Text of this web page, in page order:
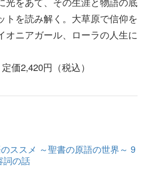
トを読み解く。大草原で信仰を
オニアガール、ローラの人生に
2,420円（税込）
ススメ ～聖書の原語の世界～ 9
詞の話